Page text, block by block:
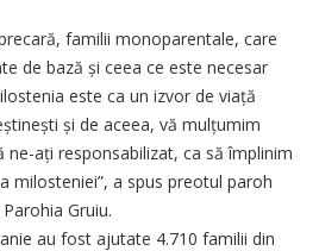
familii monoparentale, care
de bază și ceea ce este necesar
este ca un izvor de viață
și de aceea, vă mulțumim
ați responsabilizat, ca să împlinim
milosteniei”, a spus preotul paroh
Gruiu.
au fost ajutate 4.710 familii din